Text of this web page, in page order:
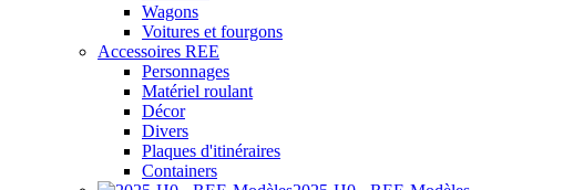
Wagons
Voitures et fourgons
Accessoires REE
Personnages
Matériel roulant
Décor
Divers
Plaques d'itinéraires
Containers